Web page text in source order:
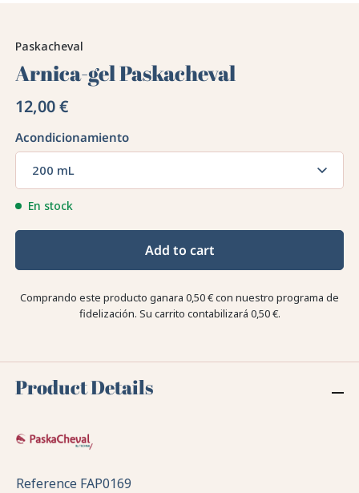
Paskacheval
Arnica-gel Paskacheval
12,00 €
Acondicionamiento
200 mL
En stock
Add to cart
Comprando este producto ganara 0,50 €con nuestro programa de
fidelización. Su carrito contabilizará 0,50 €.
Product Details
Reference FAP0169